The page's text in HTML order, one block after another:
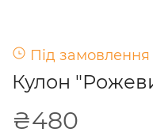
Під замовлення
Кулон
₴480